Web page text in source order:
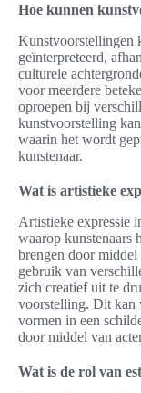
Hoe kunnen
Kunstvoorstellingen
geïnterpreteerd,
culturele
voor meerdere
oproepen bij
kunstvoorstelling
waarin het wordt
kunstenaar.
Wat is artistieke
Artistieke expressie
waarop kunstenaars
brengen door
gebruik van
zich creatief uit te
voorstelling. Dit kan
vormen in een
door middel van
Wat is de rol van